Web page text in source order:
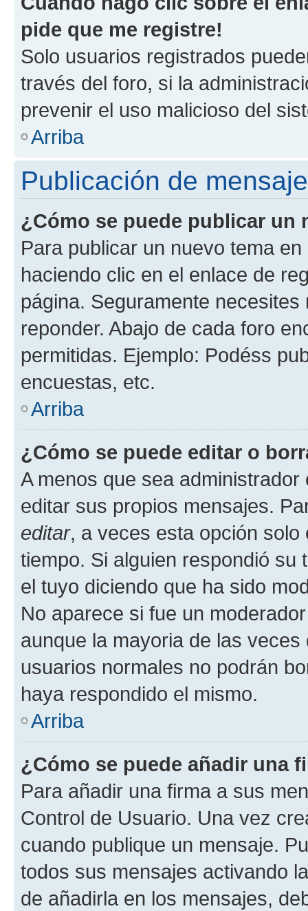
pide que me registre!
Solo usuarios registrados
través del foro, si la
prevenir el uso malicioso del
Arriba
Publicación de
¿Cómo se puede publicar un
Para publicar un nuevo tema
haciendo clic en el enlace de
página. Seguramente
reponder. Abajo de cada foro
permitidas. Ejemplo: Podéss
encuestas, etc.
Arriba
¿Cómo se puede editar o
A menos que sea
editar sus propios mensajes.
editar, a veces esta opción
tiempo. Si alguien respondió
el tuyo diciendo que ha sido
No aparece si fue un
aunque la mayoria de las
usuarios normales no podrán
haya respondido el mismo.
Arriba
¿Cómo se puede añadir una
Para añadir una firma a sus
Control de Usuario. Una vez
cuando publique un mensaje.
todos sus mensajes activando
de añadirla en los mensajes,